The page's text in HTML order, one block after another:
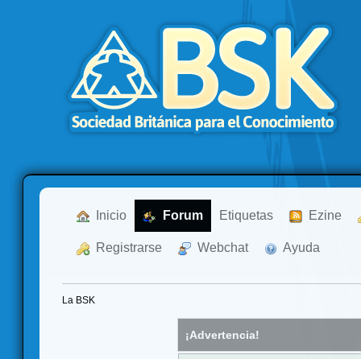
Inicio Forum Etiquetas Ezine
Registrarse Webchat Ayuda
La BSK
¡Advertencia!